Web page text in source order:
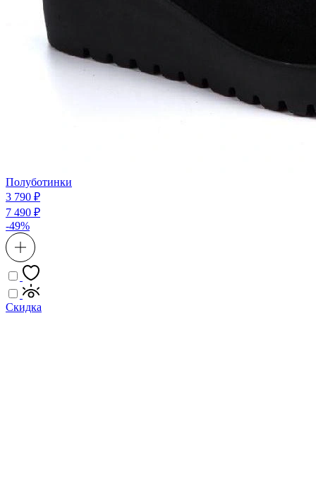
Полуботинки
3 790 ₽
7 490 ₽
-49%
Скидка